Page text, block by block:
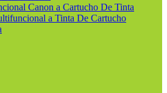
Canon a Cartucho De Tinta
a Tinta De Cartucho